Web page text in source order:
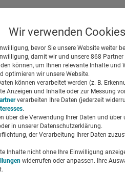
Suchen
Dirk
Wir verwenden
bevor Sie unsere Website weiter
damit wir und unsere 868
können, um Ihnen relevante Inhalte und
optimieren wir unsere Website.
können verarbeitet werden (z. B.
Anzeigen und Inhalte oder zur Messung
verarbeiten Ihre Daten (jederzeit
.
über die Verwendung Ihrer Daten und über
in unserer Datenschutzerklärung.
der Verarbeitung Ihrer Daten
Inhalte nicht ohne Ihre Einwilligung
widerrufen oder anpassen. Ihre